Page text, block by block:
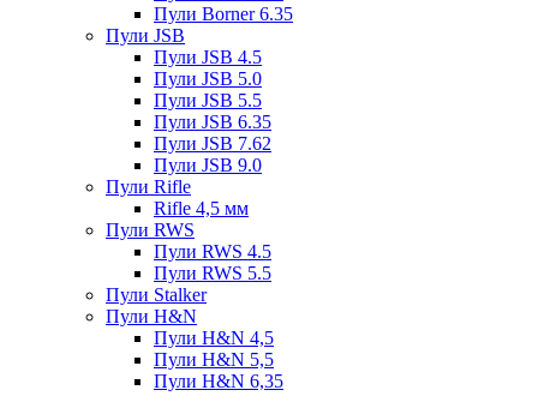
Пули Borner 6.35
Пули JSB
Пули JSB 4.5
Пули JSB 5.0
Пули JSB 5.5
Пули JSB 6.35
Пули JSB 7.62
Пули JSB 9.0
Пули Rifle
Rifle 4,5 мм
Пули RWS
Пули RWS 4.5
Пули RWS 5.5
Пули Stalker
Пули H&N
Пули H&N 4,5
Пули H&N 5,5
Пули H&N 6,35